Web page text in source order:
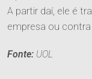
A partir daí, ele é
empresa ou contra
Fonte: UOL